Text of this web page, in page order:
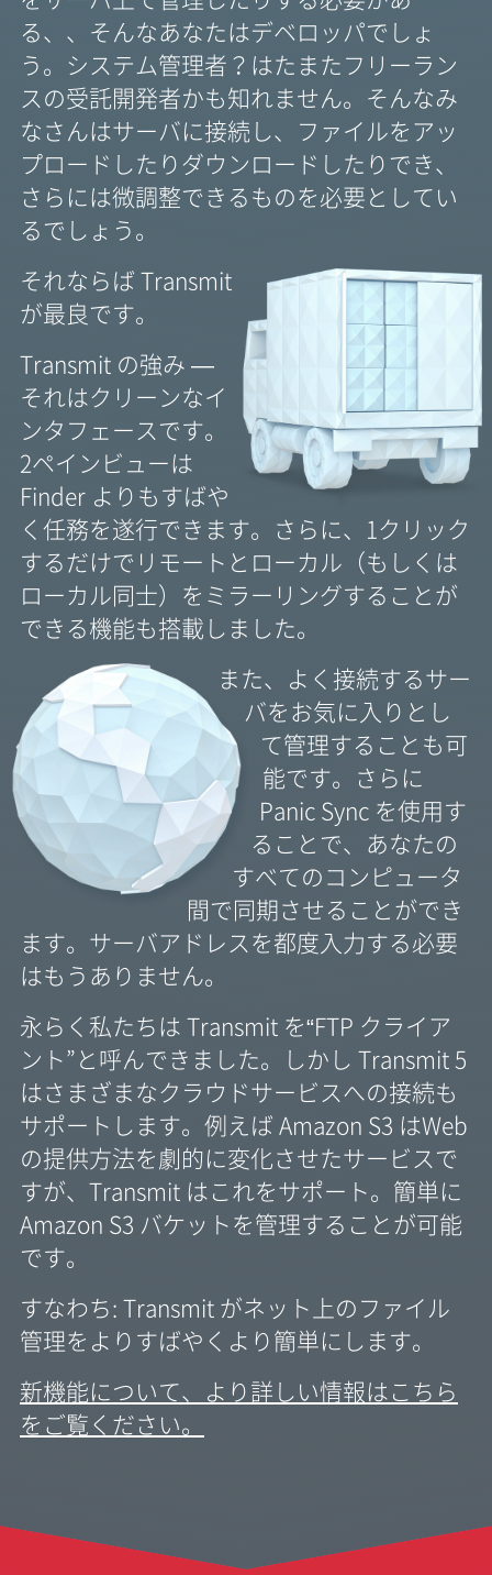
る、、そんなあなたはデベロッパでしょ
う。システム管理者？はたまたフリーラン
スの受託開発者かも知れません。そんなみ
なさんはサーバに接続し、ファイルをアッ
プロードしたりダウンロードしたりでき、
さらには微調整できるものを必要としてい
るでしょう。
それならば Transmit
が最良です。
Transmit の強み —
それはクリーンなイ
ンタフェースです。
2ペインビューは
Finder よりもすばや
く任務を遂行できます。さらに、1クリック
するだけでリモートとローカル（もしくは
ローカル同士）をミラーリングすることが
できる機能も搭載しました。
また、よく接続するサー
バをお気に入りとし
て管理することも可
能です。さらに
Panic Sync を使用す
ることで、あなたの
すべてのコンピュータ
間で同期させることができ
ます。サーバアドレスを都度入力する必要
はもうありません。
永らく私たちは Transmit を“FTP クライア
ント”と呼んできました。しかし Transmit 5
はさまざまなクラウドサービスへの接続も
サポートします。例えば Amazon S3 はWeb
の提供方法を劇的に変化させたサービスで
すが、Transmit はこれをサポート。簡単に
Amazon S3 バケットを管理することが可能
です。
すなわち: Transmit がネット上のファイル
管理をよりすばやくより簡単にします。
新機能について、より詳しい情報はこちら
をご覧ください。